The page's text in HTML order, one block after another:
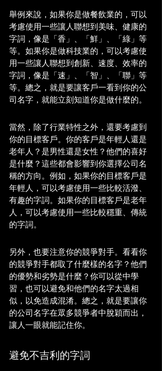
舉例來說，如果你是做餐飲業的，可以
考慮使用一些讓人聯想到美味、健康的
字詞，像是「香」、「鮮」、「綠」等
等。如果你是做科技業的，可以考慮使
用一些讓人聯想到創新、速度、效率的
字詞，像是「速」、「智」、「聯」等
等。總之，就是要讓客戶一看到你的公
司名字，就能立刻知道你是做什麼的。
當然，除了行業特性之外，還要考慮到
你的目標客戶。你的客戶是年輕人還是
老年人？是男性還是女性？他們的喜好
是什麼？這些都會影響到你選擇公司名
稱的方向。例如，如果你的目標客戶是
年輕人，可以考慮使用一些比較活潑、
有趣的字詞。如果你的目標客戶是老年
人，可以考慮使用一些比較穩重、傳統
的字詞。
另外，也要注意你的競爭對手。看看你
的競爭對手都取了什麼樣的名字？他們
的優勢和劣勢是什麼？你可以從中學
習，也可以避免和他們的名字太過相
似，以免造成混淆。總之，就是要讓你
的公司名字在眾多競爭者中脫穎而出，
讓人一眼就能記住你。
避免不吉利的字詞